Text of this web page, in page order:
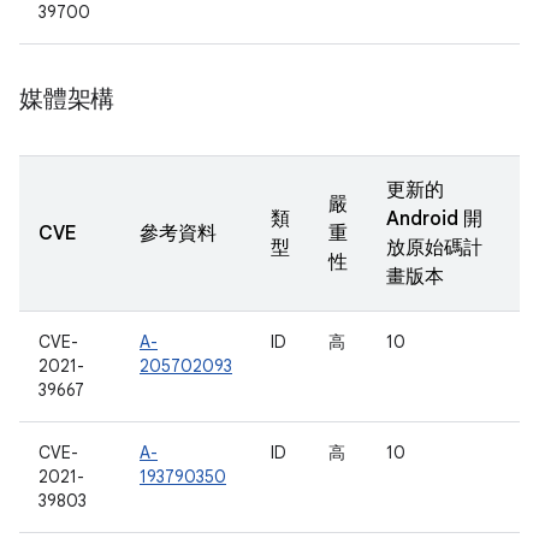
39700
媒體架構
CVE 參考資料
類
型
嚴
重
性
更新的
Android 開
放原始碼計
畫版本
CVE-
2021-
39667
A-
205702093
ID 高 10
CVE-
2021-
39803
A-
193790350
ID 高 10